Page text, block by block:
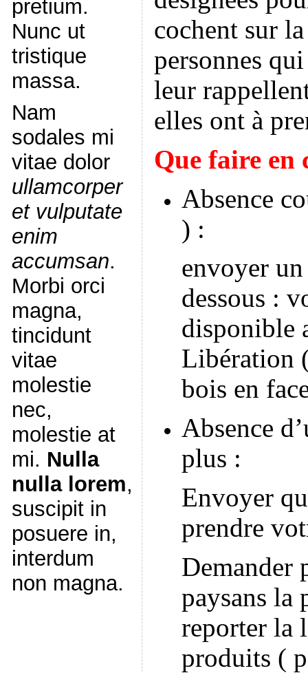
pretium.
Nunc ut
tristique
massa.
Nam
sodales mi
vitae dolor
ullamcorper
et vulputate
enim
accumsan.
Morbi orci
magna,
tincidunt
vitae
molestie
nec,
molestie at
mi. Nulla
nulla lorem,
suscipit in
posuere in,
interdum
non magna.
cochent sur
personnes
leur
elles ont à
Que faire en
Absence
) :
envoyer
dessous :
disponible
Libération
bois en
Absence
plus :
Envoyer
prendre
Demander
paysans la
reporter la
produits (